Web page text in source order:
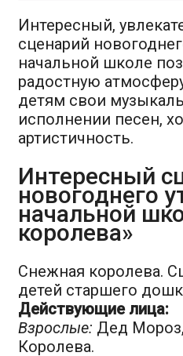
Интересный,
сценарий
начальной школе
радостную
детям свои
исполнении песен,
артистичность.
Интересный
новогоднего
начальной
королева»
Снежная королева.
детей старшего
Действующие лица:
Взрослые: Дед
Королева.